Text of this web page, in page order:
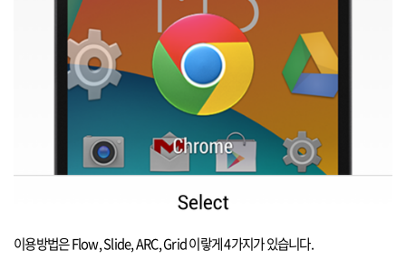
이용방법은Flow, Slide, ARC, Grid이랗게4가지가 있습니다.